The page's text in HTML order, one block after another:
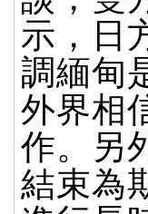
示，日
調緬甸
外界相
作。另
結束為